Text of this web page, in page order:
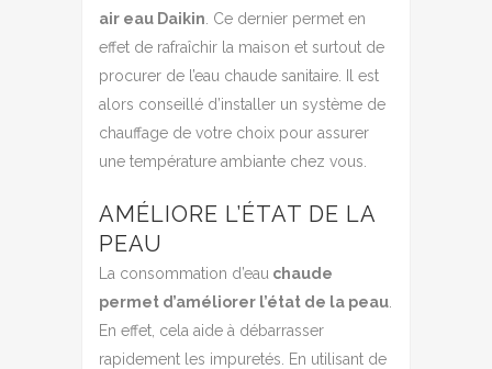
air eau Daikin . Ce dernier permet en
effet de rafraîchir la maison et surtout de
procurer de l’eau chaude sanitaire. Il est
alors conseillé d’installer un système de
chauffage de votre choix pour assurer
une température ambiante chez vous.
AMÉLIORE L’ÉTAT DE LA
PEAU
La consommation d’eau chaude
permet d’améliorer l’état de la peau
En effet, cela aide à débarrasser
rapidement les impuretés. En utilisant de